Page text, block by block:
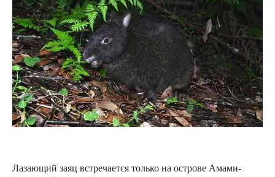
Лазающий заяц встречается только на острове Амами-